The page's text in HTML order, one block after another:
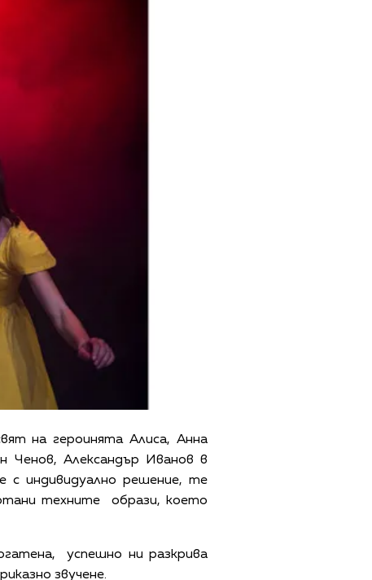
на героинята Алиса, Анна
Ченов, Александър Иванов в
с индивидуално решение, те
техните образи, което
успешно ни разкрива
звучене.